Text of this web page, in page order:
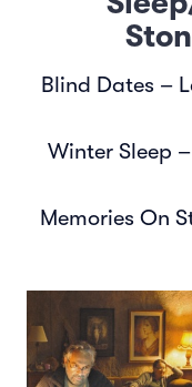
Blind Dates –
Winter Sleep
Memories On